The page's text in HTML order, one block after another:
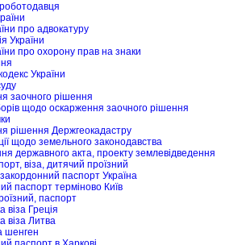
про адвокатуру
України
про охорону прав на знаки
України
заочного рішення
щодо оскарження заочного рішення
рішення Держгеокадастру
щодо земельного законодавства
державного акта, проекту землевідведення
віза, дитячий проїзний
паспорт Україна
паспорт терміново Київ
паспорт
віза Греція
віза Литва
шенген